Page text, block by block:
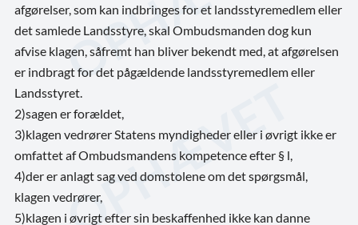
afgørelser, som kan indbringes for et landsstyremedlem eller
det samlede Landsstyre, skal Ombudsmanden dog kun
afvise klagen, såfremt han bliver bekendt med, at afgørelsen
er indbragt for det pågældende landsstyremedlem eller
Landsstyret.
2)sagen er forældet,
3)klagen vedrører Statens myndigheder eller i øvrigt ikke er
omfattet af Ombudsmandens kompetence efter § l,
4)der er anlagt sag ved domstolene om det spørgsmål,
klagen vedrører,
5)klagen i øvrigt efter sin beskaffenhed ikke kan danne